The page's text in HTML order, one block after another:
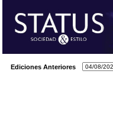
Ediciones Anteriores